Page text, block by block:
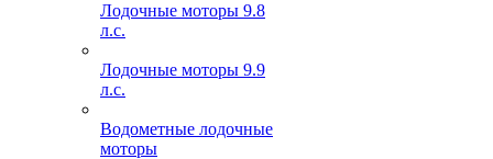
Лодочные моторы 9.8
л.с.
Лодочные моторы 9.9
л.с.
Водометные лодочные
моторы